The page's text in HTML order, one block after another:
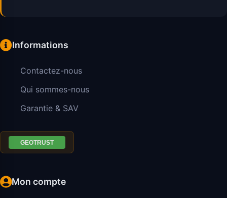
Informations
Contactez-nous
Qui sommes-nous
Garantie & SAV
Mon compte